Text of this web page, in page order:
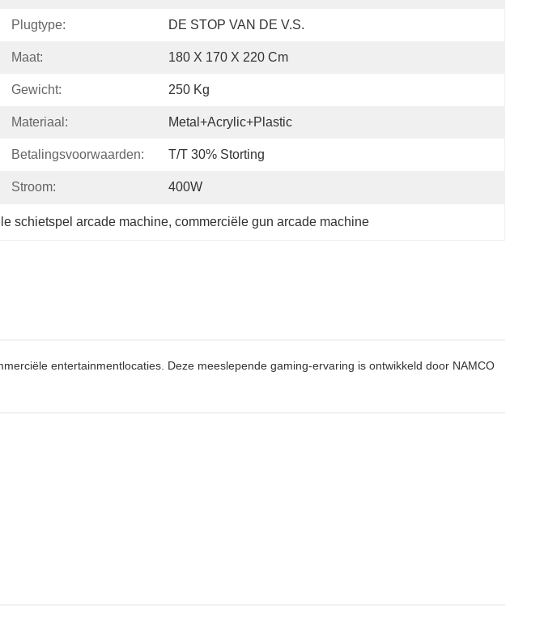
Plugtype: DE STOP VAN DE V.S.
Maat: 180 X 170 X 220 Cm
Gewicht: 250 Kg
Materiaal: Metal+Acrylic+Plastic
Betalingsvoorwaarden: T/t 30% Storting
Stroom: 400W
schietspel arcade machine, commerciële gun arcade machine
entertainmentlocaties. Deze meeslepende gaming-ervaring is ontwikkeld door NAMCO